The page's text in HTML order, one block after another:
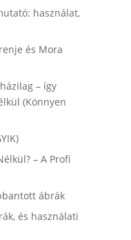
használat,
és Mora
– így
(Könnyen
– A Profi
ábrák
és használati